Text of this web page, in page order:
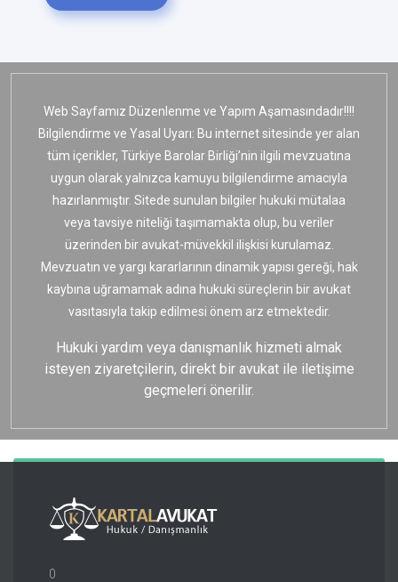
Web Sayfamız Düzenlenme ve Yapım Aşamasındadır!!!!
Bilgilendirme ve Yasal Uyarı: Bu internet sitesinde yer alan
tüm içerikler, Türkiye Barolar Birliği’nin ilgili mevzuatına
uygun olarak yalnızca kamuyu bilgilendirme amacıyla
hazırlanmıştır. Sitede sunulan bilgiler hukuki mütalaa
veya tavsiye niteliği taşımamakta olup, bu veriler
üzerinden bir avukat-müvekkil ilişkisi kurulamaz.
Mevzuatın ve yargı kararlarının dinamik yapısı gereği, hak
kaybına uğramamak adına hukuki süreçlerin bir avukat
vasıtasıyla takip edilmesi önem arz etmektedir.
Hukuki yardım veya danışmanlık hizmeti almak
isteyen ziyaretçilerin, direkt bir avukat ile iletişime
geçmeleri önerilir.
0